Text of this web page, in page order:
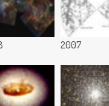
2007